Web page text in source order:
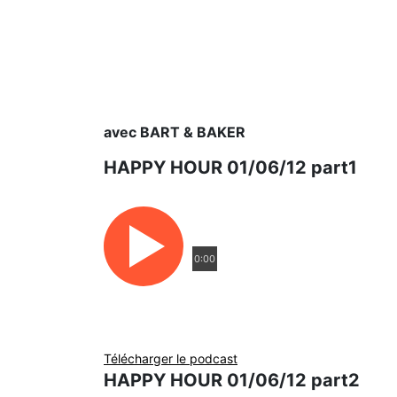
avec BART & BAKER
HAPPY HOUR 01/06/12 part1
0:00
Télécharger le podcast
HAPPY HOUR 01/06/12 part2